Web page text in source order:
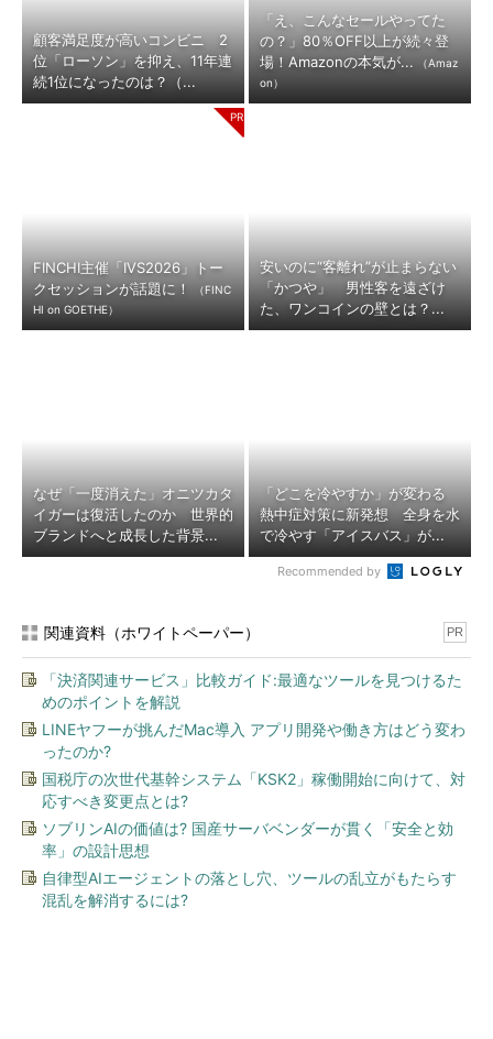
顧客満足度が高いコンビニ 2
位「ローソン」を抑え、11年連
続1位になったのは？（...
「え、こんなセールやってた
の？」80％OFF以上が続々登
場！Amazonの本気が...
（Amaz
on）
FINCHI主催「IVS2026」トー
クセッションが話題に！
（FINC
HI on GOETHE）
安いのに“客離れ”が止まらない
「かつや」 男性客を遠ざけ
た、ワンコインの壁とは？...
なぜ「一度消えた」オニツカタ
イガーは復活したのか 世界的
ブランドへと成長した背景...
「どこを冷やすか」が変わる
熱中症対策に新発想 全身を水
で冷やす「アイスバス」が...
Recommended by
関連資料（ホワイトペーパー） PR
「決済関連サービス」比較ガイド:最適なツールを見つけるた
めのポイントを解説
LINEヤフーが挑んだMac導入 アプリ開発や働き方はどう変わ
ったのか?
国税庁の次世代基幹システム「KSK2」稼働開始に向けて、対
応すべき変更点とは?
ソブリンAIの価値は? 国産サーバベンダーが貫く「安全と効
率」の設計思想
自律型AIエージェントの落とし穴、ツールの乱立がもたらす
混乱を解消するには?